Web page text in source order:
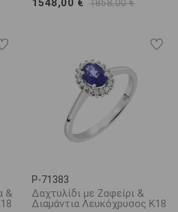
1548,00 € 1858,00 €
&
P-71383
Δαχτυλίδι με Ζαφείρι &
Διαμάντια Λευκόχρυσος Κ18